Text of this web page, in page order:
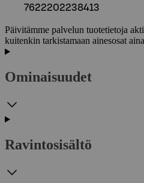
7622202238413
Päivitämme palvelun tuotetietoja
kuitenkin tarkistamaan ainesosat
Ominaisuudet
Ravintosisältö